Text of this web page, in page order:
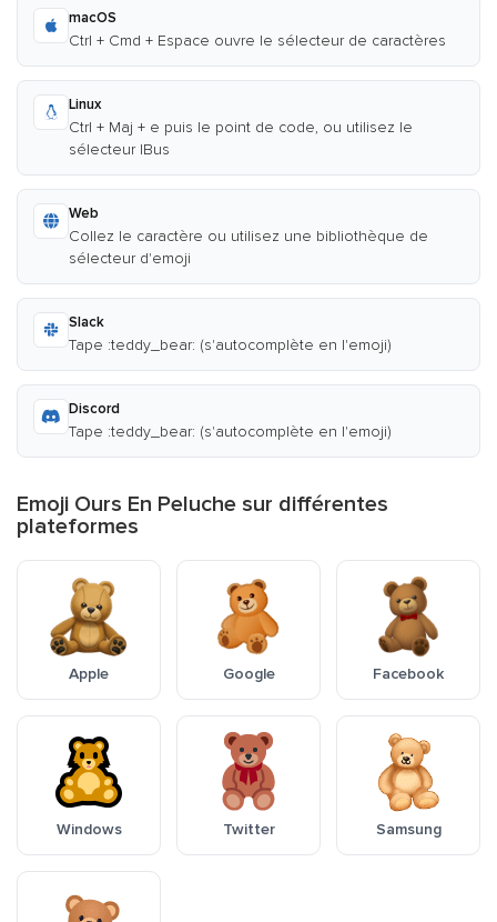
macOS
Ctrl + Cmd + Espace ouvre le sélecteur de caractères
Linux
Ctrl + Maj + e puis le point de code, ou utilisez le
sélecteur IBus
Web
Collez le caractère ou utilisez une bibliothèque de
sélecteur d'emoji
Slack
Tape :teddy_bear: (s'autocomplète en l'emoji)
Discord
Tape :teddy_bear: (s'autocomplète en l'emoji)
Emoji Ours En Peluche sur différentes
plateformes
Apple Google Facebook
Windows Twitter Samsung